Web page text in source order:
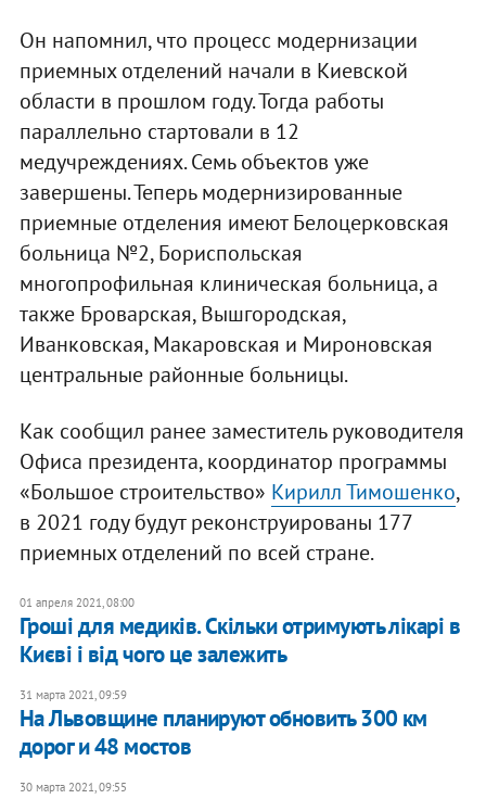
Он напомнил, что процесс модернизации
приемных отделений начали в Киевской
области в прошлом году. Тогда работы
параллельно стартовали в 12
медучреждениях. Семь объектов уже
завершены. Теперь модернизированные
приемные отделения имеют Белоцерковская
больница №2, Бориспольская
многопрофильная клиническая больница, а
также Броварская, Вышгородская,
Иванковская, Макаровская и Мироновская
центральные районные больницы.
Как сообщил ранее заместитель руководителя
Офиса президента, координатор программы
«Большое строительство» Кирилл Тимошенко,
в 2021 году будут реконструированы 177
приемных отделений по всей стране.
01 апреля 2021, 08:00
Гроші для медиків. Скільки отримують лікарі в
Києві і від чого це залежить
31 марта 2021, 09:59
На Львовщине планируют обновить 300 км
дорог и 48 мостов
30 марта 2021, 09:55